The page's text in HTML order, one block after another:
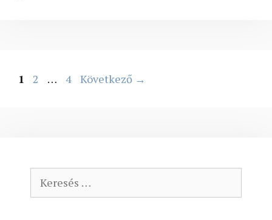
Oldal
1 Oldal
2 … Oldal
4 Következő →
Keresés: